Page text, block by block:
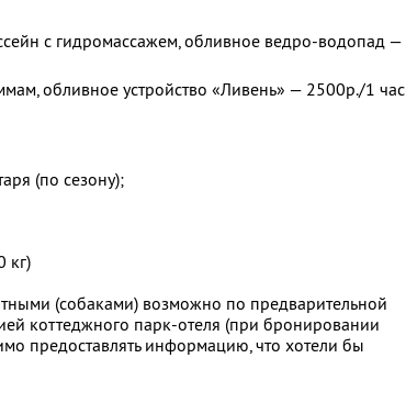
с гидромассажем, обливное ведро-водопад —
обливное устройство «Ливень» — 2500р./1 час
(по сезону);
кг)
(собаками) возможно по предварительной
коттеджного парк-отеля (при бронировании
предоставлять информацию, что хотели бы